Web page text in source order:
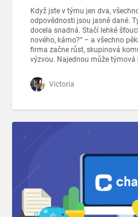
Když jste v týmu jen dva,
odpovědnosti jsou jasně dané.
docela snadná. Stačí lehké
nového, kámo?“ – a všechno
firma začne růst, skupinová
výzvou. Najednou může týmová
Victoria